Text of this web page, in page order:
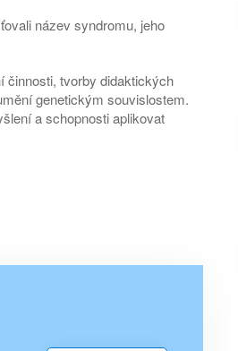
název syndromu, jeho
činnosti, tvorby didaktických
genetickým souvislostem.
a schopnosti aplikovat